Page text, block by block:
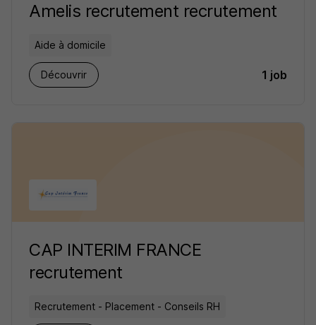
Amelis recrutement recrutement
Aide à domicile
Découvrir 1 job
CAP INTERIM FRANCE
recrutement
Recrutement - Placement - Conseils RH